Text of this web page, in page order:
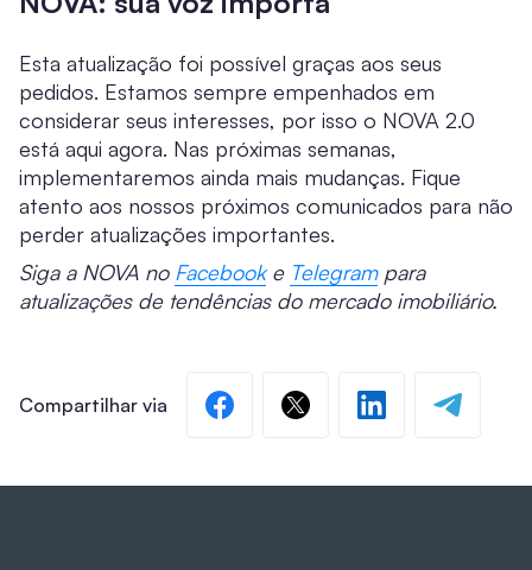
Esta atualização foi possível graças aos seus
pedidos. Estamos sempre empenhados em
considerar seus interesses, por isso o NOVA 2.0
está aqui agora. Nas próximas semanas,
implementaremos ainda mais mudanças. Fique
atento aos nossos próximos comunicados para não
perder atualizações importantes.
Siga a NOVA no Facebooke Telegrampara
atualizações de tendências do mercado imobiliário.